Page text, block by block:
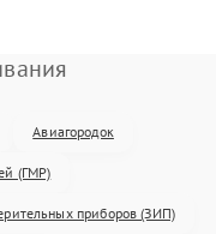
Авиагородок
(ГМР)
приборов (ЗИП)